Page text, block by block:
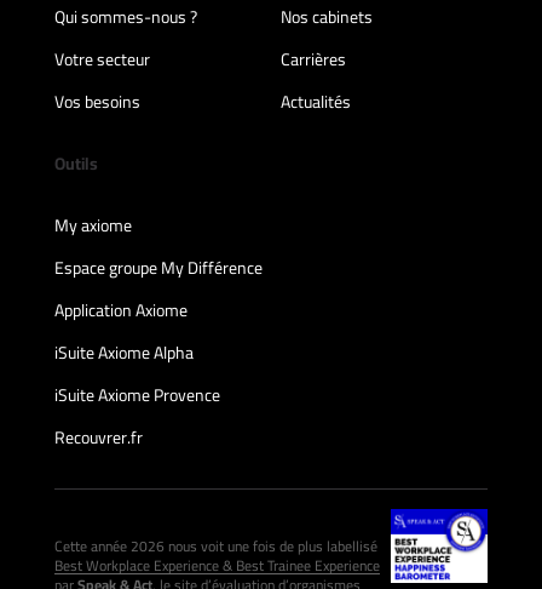
Qui sommes-nous ?
Nos cabinets
Votre secteur
Carrières
Vos besoins
Actualités
Outils
My axiome
Espace groupe My Différence
Application Axiome
iSuite Axiome Alpha
iSuite Axiome Provence
Recouvrer.fr
Cette année 2026 nous voit une fois de plus labellisé
Best Workplace Experience & Best Trainee Experience